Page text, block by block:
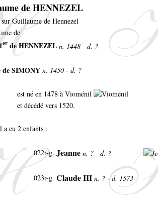
de HENNEZEL
de
er de HENNEZEL n. 1448 - d. ?
de SIMONY n. 1450 - d. ?
est né en 1478 à Vioménil
et décédé vers 1520.
a eu 2 enfants :
022r-g. Jeanne n. ? - d. ?
023r-g. Claude III n. ? - d. 1573